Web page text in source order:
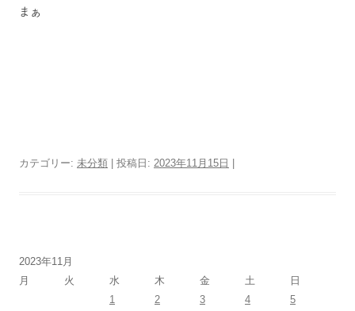
まぁ
カテゴリー: 未分類 | 投稿日: 2023年11月15日
2023年11月
月
火 水 木 金 土
日
1
2 3 4
5